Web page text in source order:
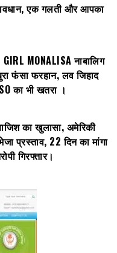
एक गलती और आपका
MONALISA नाबालिग
फंसा फरहान, लव जिहाद
का भी खतरा ।
का खुलासा, अमेरिकी
प्रस्ताव, 22 दिन का मांगा
गिरफ्तार।